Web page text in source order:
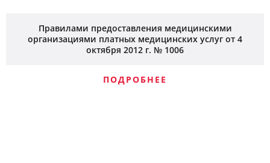
Правилами предоставления медицинскими
организациями платных медицинских услуг от 4
октября 2012 г. № 1006
ПОДРОБНЕЕ